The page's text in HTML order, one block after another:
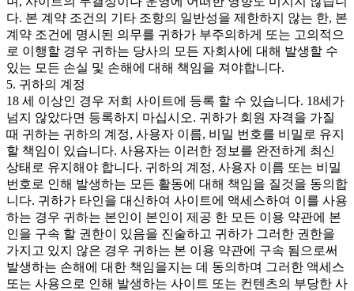
다. 본 계약 조건의 기타 조항의 일반성을 제한하지 않는 한, 본
계약 조건에 명시된 의무를 귀하가 부주의하게 또는 고의적으
로 이행할 경우 귀하는 당사의 모든 자회사에 대해 발생할 수
있는 모든 손실 및 손해에 대해 책임을 져야합니다.
5. 귀하의 계정
18 세 이상인 경우 저희 사이트에 등록 할 수 있습니다. 18세가
넘지 않았다면 등록하지 마십시오. 귀하가 회원 자격을 가질
때 귀하는 귀하의 계정, 사용자 이름, 비밀 번호를 비밀로 유지
할 책임이 있습니다. 사용자는 이러한 정보를 완전하게 최신
상태로 유지해야 합니다. 귀하의 계정, 사용자 이름 또는 비밀
번호로 인해 발생하는 모든 활동에 대해 책임을 질것을 동의합
니다. 귀하가 타인을 대신하여 사이트에 액세스하여 이를 사용
하는 경우 귀하는 본인이 본인이 제공 한 모든 이용 약관에 본
인을 구속 할 권한이 있음을 진술하고 귀하가 그러한 권한을
가지고 있지 않은 경우 귀하는 본 이용 약관에 구속 됨으로써
발생하는 손해에 대한 책임을지는 데 동의하며 그러한 액세스
또는 사용으로 인해 발생하는 사이트 또는 컨텐츠의 부당한 사